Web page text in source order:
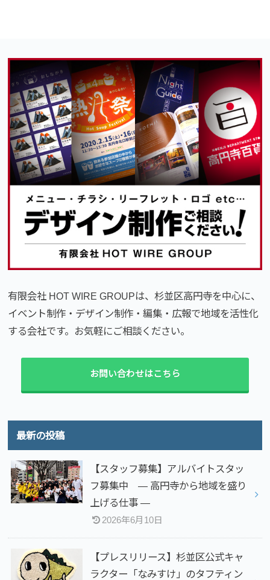
有限会社 HOT WIRE GROUPは、杉並区高円寺を中心に、
イベント制作・デザイン制作・編集・広報で地域を活性化
する会社です。お気軽にご相談ください。
お問い合わせはこちら
最新の投稿
【スタッフ募集】アルバイトスタッ
フ募集中 — 高円寺から地域を盛り
上げる仕事 —
2026年6月10日
【プレスリリース】杉並区公式キャ
ラクター「なみすけ」のタフティン